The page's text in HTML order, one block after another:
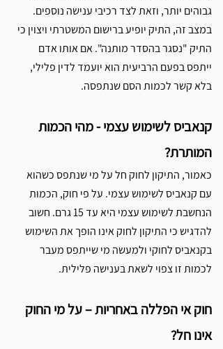
גבוהים יותר, וזאת לצד רכיבי ענישה נוספים.
במצב זה, התיק יופיע ברישום המשטרתי ויצוין כי
התיק "נסגר בהסדר מותנה". אם אותו אדם
ייתפס בפעם הרביעית הוא יועמד לדין פלילי,
בלא קשר לכמות הסם שנתפסה.
קנאביס לשימוש עצמי - מהי הכמות
המותרת?
כאמור, התיקון לחוק חל על מי שנתפס כשהוא
עם קנאביס לשימוש עצמי. על פי חוק, הכמות
הנחשבת לשימוש עצמי היא עד 15 גרם. חשוב
להדגיש כי התיקון לחוק אינו הופך את השימוש
בקנאביס לחוקי ולמעשה מי שייתפס מעבר
לכמות זו צפוי לשאת בענישה פלילית.
חוק אי הפללה באחריות – על מי החוק
אינו חל?